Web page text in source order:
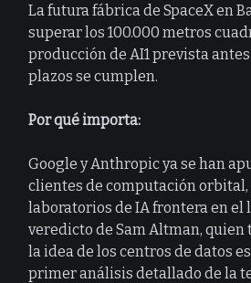
La futura fábrica de SpaceX en
superar los 100.000 metros
producción de AI1 prevista
plazos se cumplen.
Por qué importa:
Google y Anthropic ya se han
clientes de computación orbital,
laboratorios de IA frontera en el
veredicto de Sam Altman, quien
la idea de los centros de datos
primer análisis detallado de la